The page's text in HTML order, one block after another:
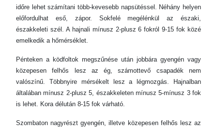
időre lehet számítani több-kevesebb napsütéssel. Néhány helyen
előfordulhat eső, zápor. Sokfelé megélénkül az északi,
északkeleti szél. A hajnali mínusz 2-plusz 6 fokról 9-15 fok közé
emelkedik a hőmérséklet.
Pénteken a ködfoltok megszűnése után jobbára gyengén vagy
közepesen felhős lesz az ég, számottevő csapadék nem
valószínű. Többnyire mérsékelt lesz a légmozgás. Hajnalban
általában mínusz 2-plusz 5, északkeleten mínusz 5-mínusz 3 fok
is lehet. Kora délután 8-15 fok várható.
Szombaton nagyrészt gyengén, illetve közepesen felhős lesz az